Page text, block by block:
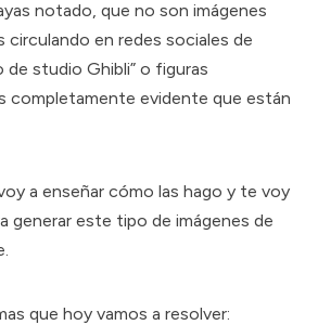
notado, que no son imágenes
circulando en redes sociales de
de studio Ghibli” o figuras
completamente evidente que están
a enseñar cómo las hago y te voy
generar este tipo de imágenes de
que hoy vamos a resolver: